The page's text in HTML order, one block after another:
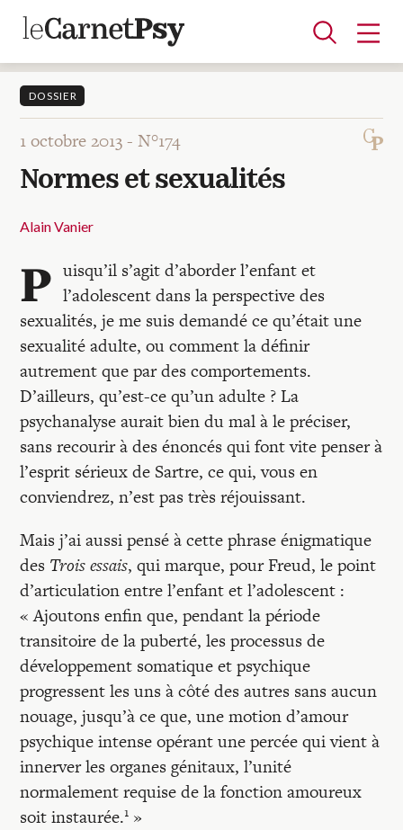
Articles
A la une
Adolescence
Dispositif
Enfance
Périnatalité
Psychanalyse
Psychopathologie
Soin
Auteurs
Blocs-notes
Recherches
Entretiens
Revues
Colloque
Mon panier
Mon compte
DOSSIER
1 octobre 2013 -N°174
Normes et sexualités
Alain Vanier
P uisqu’il s’agit d’aborder l’enfant et
l’adolescent dans la perspective des
sexualités, je me suis demandé ce qu’était une
sexualité adulte, ou comment la définir
autrement que par des comportements.
D’ailleurs, qu’est-ce qu’un adulte ? La
psychanalyse aurait bien du mal à le préciser,
sans recourir à des énoncés qui font vite penser à
l’esprit sérieux de Sartre, ce qui, vous en
conviendrez, n’est pas très réjouissant.
Mais j’ai aussi pensé à cette phrase énigmatique
des Trois essais, qui marque, pour Freud, le point
d’articulation entre l’enfant et l’adolescent :
« Ajoutons enfin que, pendant la période
transitoire de la puberté, les processus de
développement somatique et psychique
progressent les uns à côté des autres sans aucun
nouage, jusqu’à ce que, une motion d’amour
psychique intense opérant une percée qui vient à
innerver les organes génitaux, l’unité
normalement requise de la fonction amoureux
soit instaurée.1 »